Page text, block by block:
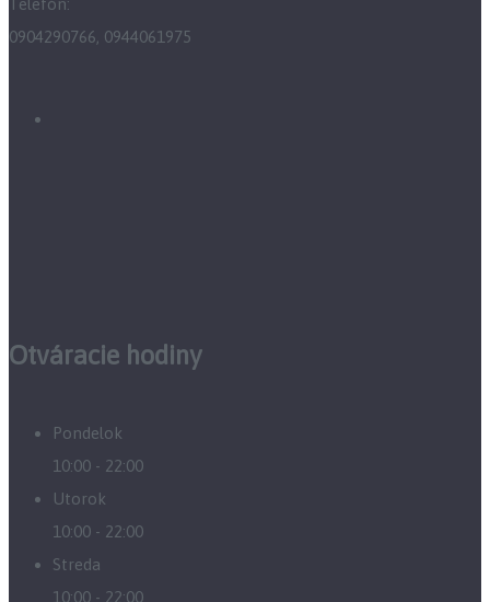
Telefón:
0904290766, 0944061975
Otváracie hodiny
Pondelok
10:00 - 22:00
Utorok
10:00 - 22:00
Streda
10:00 - 22:00